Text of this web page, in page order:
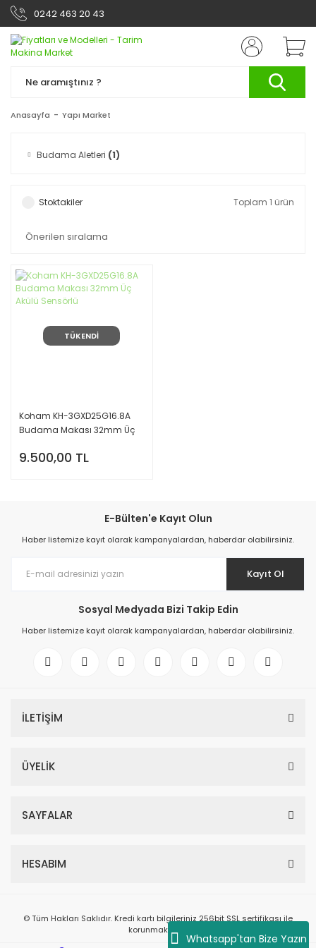
Whatsapp'tan Bize Yazın
0242 463 20 43
Anasayfa Yapı Market
Budama Aletleri (1)
Stoktakiler Toplam 1 ürün
TÜKENDİ
Koham KH-3GXD25G16.8A
Budama Makası 32mm Üç
9.500,00 TL
E-Bülten'e Kayıt Olun
Haber listemize kayıt olarak kampanyalardan, haberdar olabilirsiniz.
Kayıt Ol
Sosyal Medyada Bizi Takip Edin
Haber listemize kayıt olarak kampanyalardan, haberdar olabilirsiniz.
İLETİŞİM
ÜYELİK
SAYFALAR
HESABIM
© Tüm Hakları Saklıdır. Kredi kartı bilgileriniz 256bit SSL sertifikası ile
korunmaktadır.